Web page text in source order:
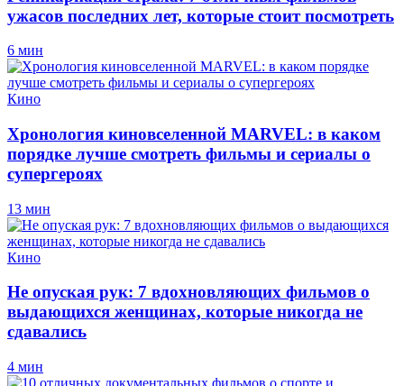
ужасов последних лет, которые стоит посмотреть
6 мин
Кино
Хронология киновселенной MARVEL: в каком
порядке лучше смотреть фильмы и сериалы о
супергероях
13 мин
Кино
Не опуская рук: 7 вдохновляющих фильмов о
выдающихся женщинах, которые никогда не
сдавались
4 мин